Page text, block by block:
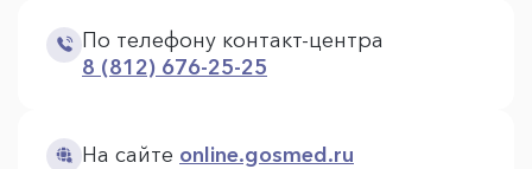
По телефону контакт-центра
8 (812) 676-25-25
На сайте online.gosmed.ru